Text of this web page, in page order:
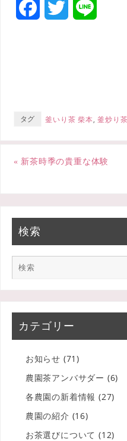
o
e
タグ 釜いり茶 柴本,釜炒り茶
« 新茶時季の貴重な体験
検索
カテゴリー
お知らせ (71)
農園茶アンバサダー (6)
各農園の新着情報 (27)
農園の紹介 (16)
お茶選びについて (12)